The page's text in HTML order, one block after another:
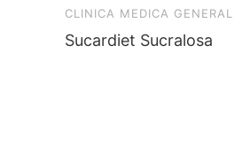
CLINICA MEDICA GENERAL
Sucardiet Sucralosa